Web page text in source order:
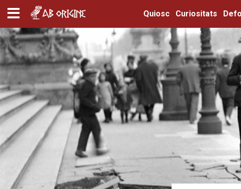
Quiosc Curiositats